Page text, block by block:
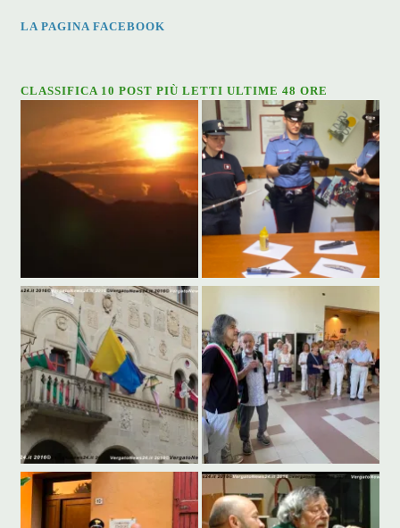
LA PAGINA FACEBOOK
CLASSIFICA 10 POST PIÙ LETTI ULTIME 48 ORE